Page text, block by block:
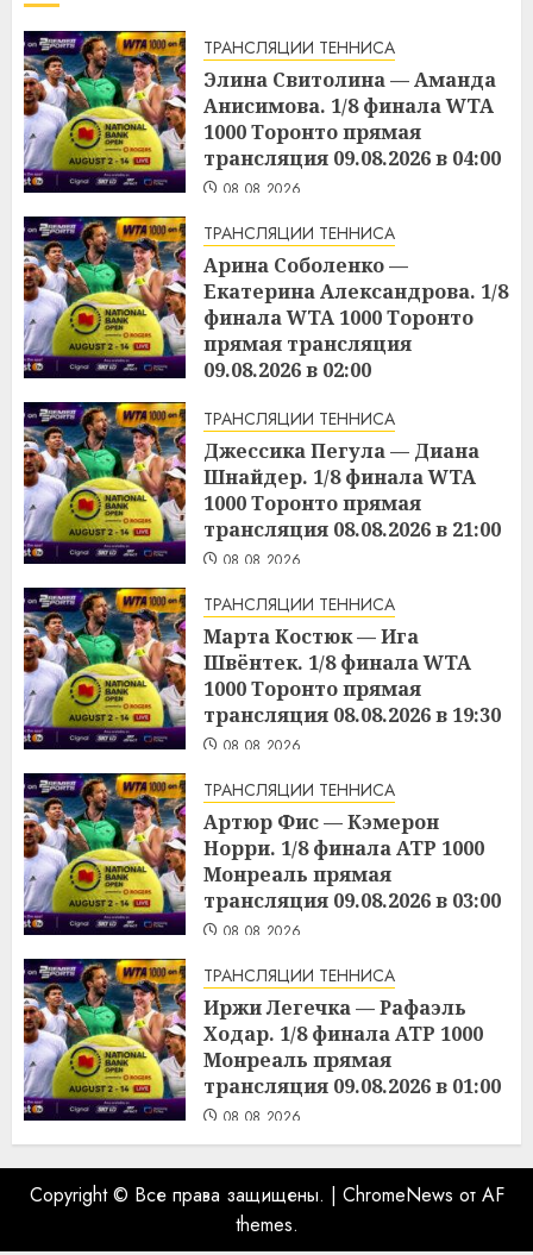
ТРАНСЛЯЦИИ ТЕННИСА
Элина Свитолина — Аманда
Анисимова. 1/8 финала WTA
1000 Торонто прямая
трансляция 09.08.2026 в 04:00
08.08.2026
ТРАНСЛЯЦИИ ТЕННИСА
Арина Соболенко —
Екатерина Александрова. 1/8
финала WTA 1000 Торонто
прямая трансляция
09.08.2026 в 02:00
ТРАНСЛЯЦИИ ТЕННИСА
Джессика Пегула — Диана
Шнайдер. 1/8 финала WTA
1000 Торонто прямая
трансляция 08.08.2026 в 21:00
08.08.2026
ТРАНСЛЯЦИИ ТЕННИСА
Марта Костюк — Ига
Швёнтек. 1/8 финала WTA
1000 Торонто прямая
трансляция 08.08.2026 в 19:30
08.08.2026
ТРАНСЛЯЦИИ ТЕННИСА
Артюр Фис — Кэмерон
Норри. 1/8 финала ATP 1000
Монреаль прямая
трансляция 09.08.2026 в 03:00
08.08.2026
ТРАНСЛЯЦИИ ТЕННИСА
Иржи Легечка — Рафаэль
Ходар. 1/8 финала ATP 1000
Монреаль прямая
трансляция 09.08.2026 в 01:00
08.08.2026
Copyright © Все права защищены. | ChromeNews от AF
themes.